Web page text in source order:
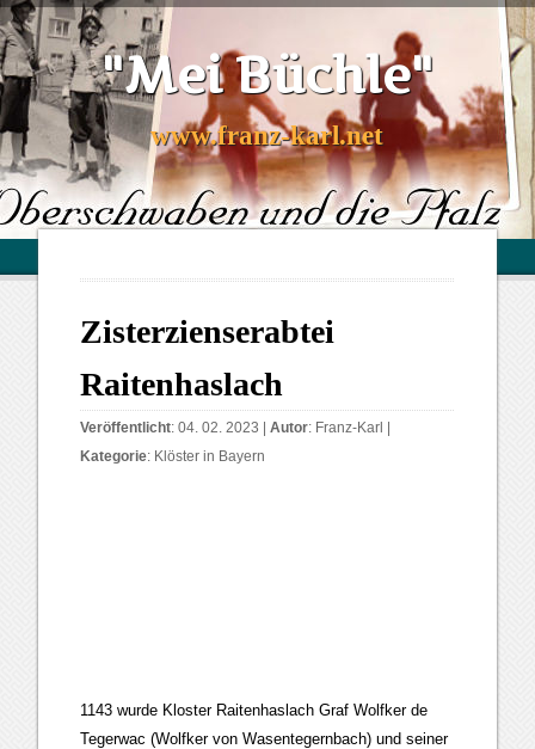
"Mei Büchle"
www.franz-karl.net
Zisterzienserabtei
Raitenhaslach
Veröffentlicht: 04. 02. 2023 |Autor: Franz-Karl
Kategorie: Klöster in Bayern
1143 wurde Kloster Raitenhaslach Graf Wolfker de
Tegerwac (Wolfker von Wasentegernbach) und seiner